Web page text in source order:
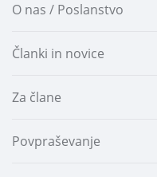
O nas / Poslanstvo
Članki in novice
Za člane
Povpraševanje